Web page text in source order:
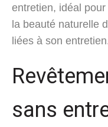
entretien, idéal
la beauté naturelle
liées à son
sans